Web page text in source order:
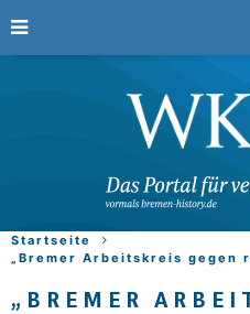
Startseite
„Bremer Arbeitskreis gegen
„BREMER